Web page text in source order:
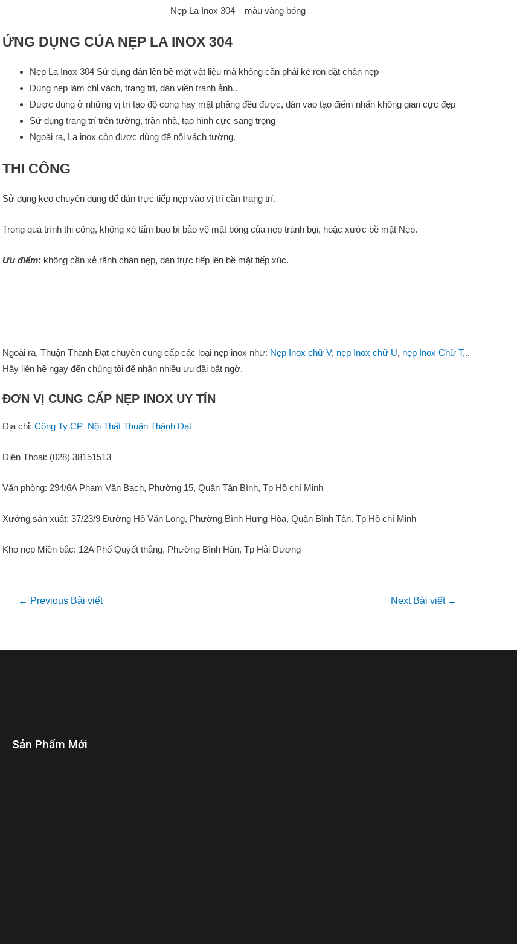
Nẹp La Inox 304 – màu vàng bóng
ỨNG DỤNG CỦA NẸP LA INOX 304
Nẹp La Inox 304 Sử dụng dán lên bề mặt vật liệu mà không cần phải kẻ ron đặt chân nẹp
Dùng nẹp làm chỉ vách, trang trí, dán viền tranh ảnh..
Được dùng ở những vị trí tạo độ cong hay mặt phẳng đều được, dán vào tạo điểm nhấn không gian cực đẹp
Sử dụng trang trí trên tường, trần nhà, tạo hình cực sang trọng
Ngoài ra, La inox còn được dùng để nối vách tường.
THI CÔNG
Sử dụng keo chuyên dụng để dán trực tiếp nẹp vào vị trí cần trang trí.
Trong quá trình thi công, không xé tấm bao bì bảo vệ mặt bóng của nẹp tránh bụi, hoặc xước bề mặt Nẹp.
Ưu điểm: không cần xẻ rãnh chân nẹp, dán trực tiếp lên bề mặt tiếp xúc.
Ngoài ra, Thuận Thành Đạt chuyên cung cấp các loại nẹp inox như: Nẹp Inox chữ V, nẹp Inox chữ U, nẹp Inox Chữ T,..
Hãy liên hệ ngay đến chúng tôi để nhận nhiều ưu đãi bất ngờ.
ĐƠN VỊ CUNG CẤP NẸP INOX UY TÍN
Địa chỉ: Công Ty CP Nội Thất Thuận Thành Đạt
Điện Thoại: (028) 38151513
Văn phòng: 294/6A Phạm Văn Bạch, Phường 15, Quận Tân Bình, Tp Hồ chí Minh
Xưởng sản xuất: 37/23/9 Đường Hồ Văn Long, Phường Bình Hưng Hòa, Quận Bình Tân. Tp Hồ chí Minh
Kho nẹp Miền bắc: 12A Phố Quyết thắng, Phường Bình Hàn, Tp Hải Dương
← Previous Bài viết Next Bài viết →
Sản Phẩm Mới